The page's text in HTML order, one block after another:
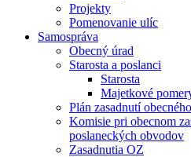
Projekty
Pomenovanie ulíc
Samospráva
Obecný úrad
Starosta a poslanci
Starosta
Majetkové
Plán zasadnutí
Komisie pri obecnom
poslaneckých obvodov
Zasadnutia OZ